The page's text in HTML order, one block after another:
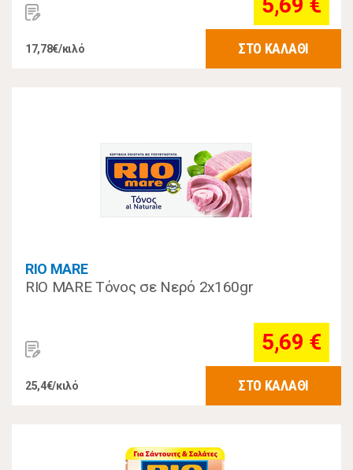
17,78€/κιλό ΣΤΟ ΚΑΛΑΘΙ
RIO MARE
RIO MARE Τόνος σε Νερό 2x160gr
5,69 €
25,4€/κιλό ΣΤΟ ΚΑΛΑΘΙ